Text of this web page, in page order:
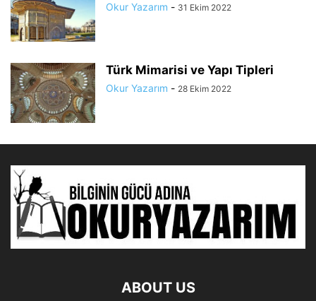
Okur Yazarım - 31 Ekim 2022
Türk Mimarisi ve Yapı Tipleri
Okur Yazarım - 28 Ekim 2022
ABOUT US